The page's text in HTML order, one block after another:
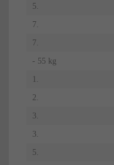
5.
7.
7.
- 55 kg
2.
3.
3.
5.